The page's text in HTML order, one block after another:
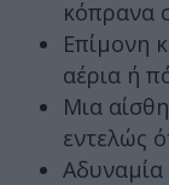
κόπρανα
Επίμονη
αέρια ή
Μια
εντελώς